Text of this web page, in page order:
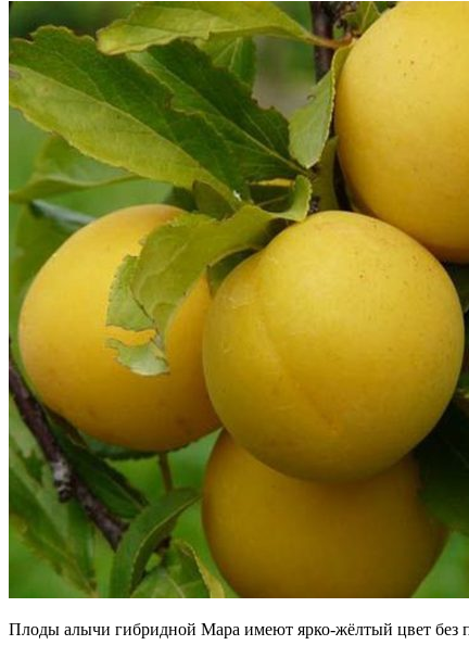
Плоды алычи гибридной Мара имеют ярко-жёлтый цвет без